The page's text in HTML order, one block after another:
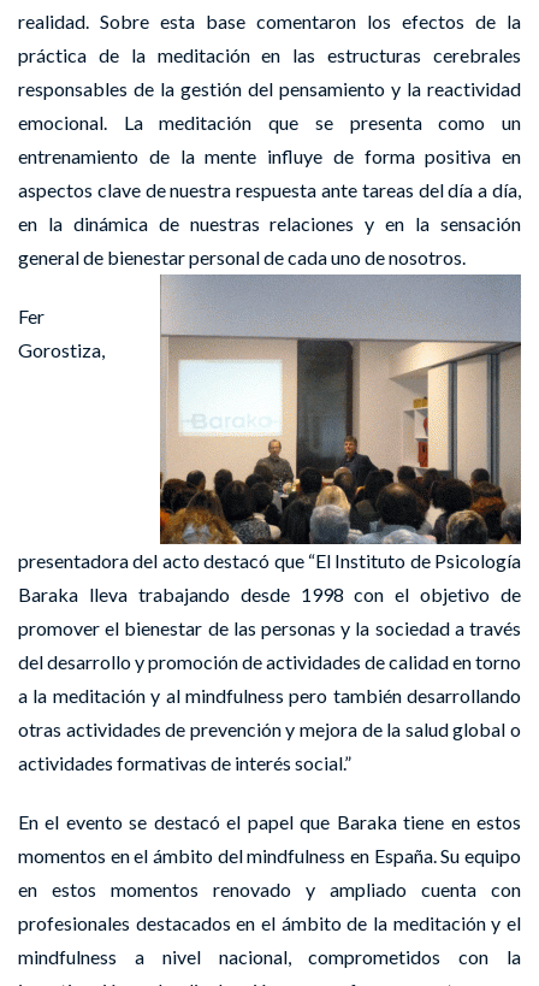
realidad. Sobre esta base comentaron los efectos de la
práctica de la meditación en las estructuras cerebrales
responsables de la gestión del pensamiento y la reactividad
emocional. La meditación que se presenta como un
entrenamiento de la mente influye de forma positiva en
aspectos clave de nuestra respuesta ante tareas del día a día,
en la dinámica de nuestras relaciones y en la sensación
general de bienestar personal de cada uno de nosotros.
Fer
Gorostiza,
presentadora del acto destacó que “El Instituto de Psicología
Baraka lleva trabajando desde 1998 con el objetivo de
promover el bienestar de las personas y la sociedad a través
del desarrollo y promoción de actividades de calidad en torno
a la meditación y al mindfulness pero también desarrollando
otras actividades de prevención y mejora de la salud global o
actividades formativas de interés social.”
En el evento se destacó el papel que Baraka tiene en estos
momentos en el ámbito del mindfulness en España. Su equipo
en estos momentos renovado y ampliado cuenta con
profesionales destacados en el ámbito de la meditación y el
mindfulness a nivel nacional, comprometidos con la